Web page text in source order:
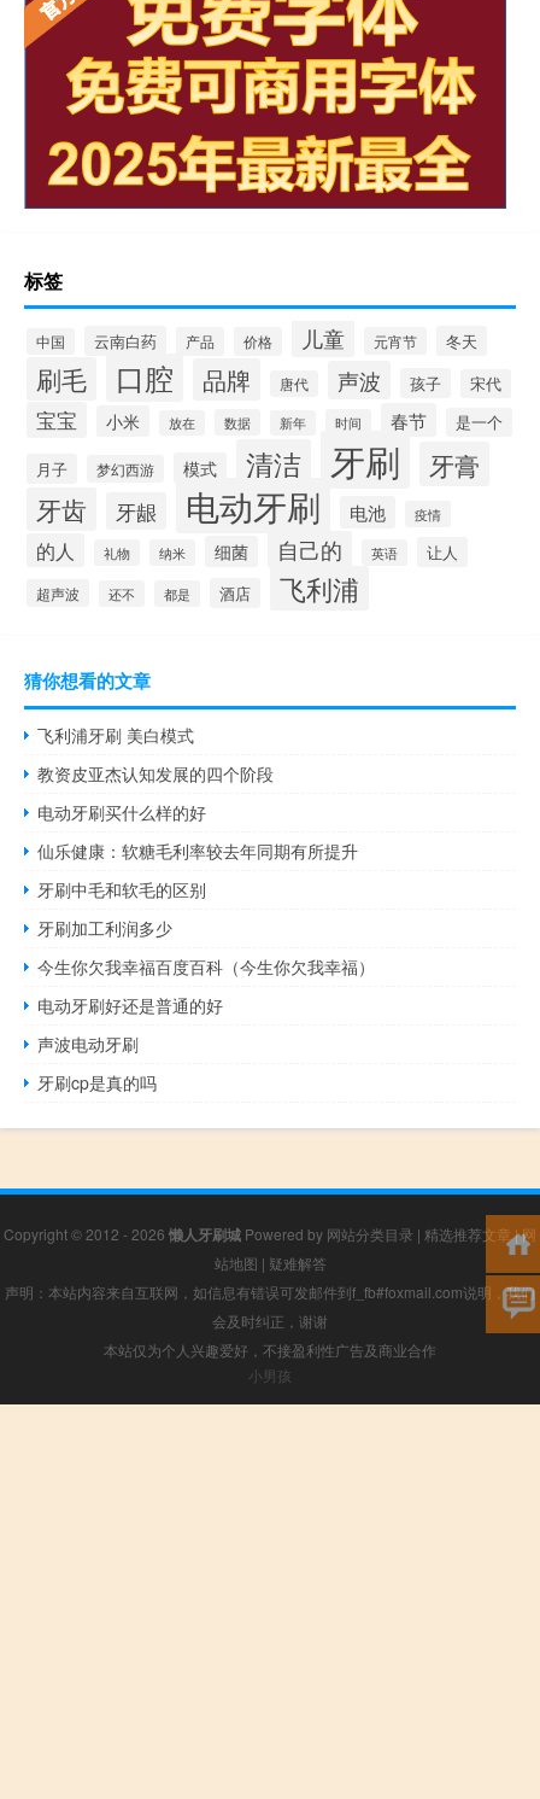
标签
中国 云南白药 产品 价格 儿童 元宵节 冬天
刷毛 口腔 品牌 唐代 声波 孩子 宋代
宝宝 小米 放在 数据 新年 时间 春节 是一个
月子 梦幻西游 模式 清洁 牙刷 牙膏
牙齿 牙龈 电动牙刷 电池 疫情
的人 礼物 纳米 细菌 自己的 英语 让人
超声波 还不 都是 酒店 飞利浦
猜你想看的文章
飞利浦牙刷 美白模式
教资皮亚杰认知发展的四个阶段
电动牙刷买什么样的好
仙乐健康：软糖毛利率较去年同期有所提升
牙刷中毛和软毛的区别
牙刷加工利润多少
今生你欠我幸福百度百科（今生你欠我幸福）
电动牙刷好还是普通的好
声波电动牙刷
牙刷cp是真的吗
Copyright © 2012 - 2026 懒人牙刷城 Powered by 网站分类目录 | 精选推荐文章 |网
站地图 | 疑难解答
声明：本站内容来自互联网，如信息有错误可发邮件到f_fb#foxmail.com说明，我们
会及时纠正，谢谢
本站仅为个人兴趣爱好，不接盈利性广告及商业合作
小男孩